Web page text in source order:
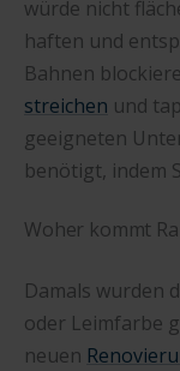
würde nicht
haften und
Bahnen
streichen und
geeigneten
benötigt, indem
Woher kommt
Damals wurden
oder Leimfarbe
neuen